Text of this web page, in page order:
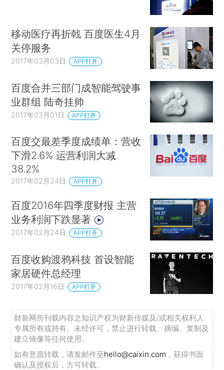
移动医疗再折戟 百度医生4月
关停服务
2017年03月03日 APP打开
百度合并三部门成智能驾驶事
业群组 陆奇挂帅
2017年03月01日 APP打开
百度交最差季度成绩单：营收
下滑2.6% 运营利润大减
38.2%
2017年02月24日 APP打开
百度2016年四季度财报 主营
业务利润下跌显著
2017年02月24日 APP打开
百度收购渡鸦科技 首设智能
家居硬件总经理
2017年02月16日 APP打开
财新网所刊载内容之知识产权为财新传媒及/或相关权利人
专属所有或持有。未经许可，禁止进行转载、摘编、复制及
建立镜像等任何使用。
如有意愿转载，请发邮件至hello@caixin.com ，获得书面
确认及授权后，方可转载。